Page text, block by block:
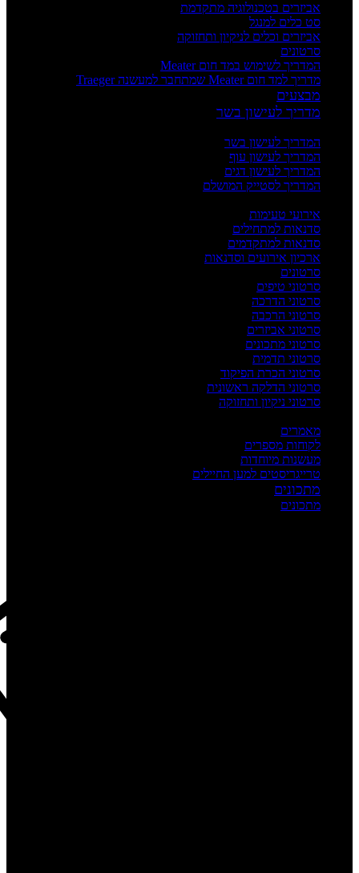
אביזרים בטכנולוגיה מתקדמת
סט כלים למנגל
אביזרים וכלים לניקיון ותחזוקה
סרטונים
המדריך לשימוש במד חום Meater
מדריך למד חום Meater שמתחבר למעשנה Traeger
מבצעים
מדריך לעישון בשר
המדריך לעישון בשר
המדריך לעישון עוף
המדריך לעישון דגים
המדריך לסטייק המושלם
אירועי טעימות
סדנאות למתחילים
סדנאות למתקדמים
ארכיון אירועים וסדנאות
סרטונים
סרטוני טיפים
סרטוני הדרכה
סרטוני הרכבה
סרטוני אביזרים
סרטוני מתכונים
סרטוני תדמית
סרטוני הכרת הפיקוד
סרטוני הדלקה ראשונית
סרטוני ניקיון ותחזוקה
מאמרים
לקוחות מספרים
מעשנות מיוחדות
טרייגריסטים למען החיילים
מתכונים
מתכונים